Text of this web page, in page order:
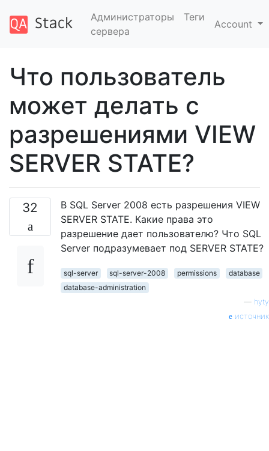
Администраторы
сервера
Теги
Account
Что пользователь
может делать с
разрешениями VIEW
SERVER STATE?
32
В SQL Server 2008 есть разрешения VIEW
SERVER STATE. Какие права это
разрешение дает пользователю? Что SQL
Server подразумевает под SERVER STATE?
sql-server sql-server-2008 permissions
database
database-administration
hyty
источник